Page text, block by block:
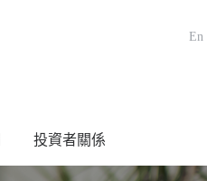
En
投資者關係